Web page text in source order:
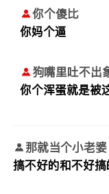
你个傻比
你妈个逼
狗嘴里吐不出
你个浑蛋就是被
那就当个小老婆
搞不好的和不好搞